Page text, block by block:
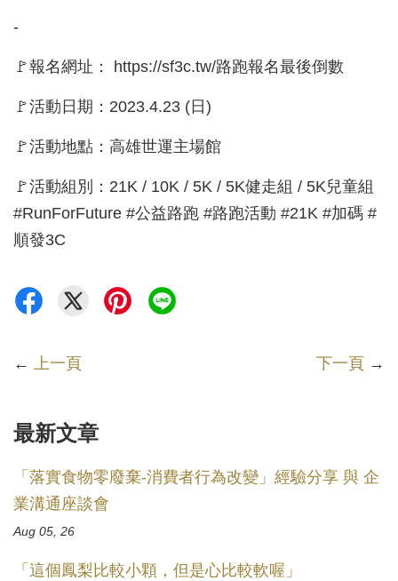
-
🚩報名網址： https://sf3c.tw/路跑報名最後倒數
🚩活動日期：2023.4.23 (日)
🚩活動地點：高雄世運主場館
🚩活動組別：21K / 10K / 5K / 5K健走組 / 5K兒童組
#RunForFuture #公益路跑 #路跑活動 #21K #加碼 #
順發3C
← 上一頁 下一頁 →
最新文章
「落實食物零廢棄-消費者行為改變」經驗分享 與 企
業溝通座談會
Aug 05, 26
「這個鳳梨比較小顆，但是心比較軟喔」